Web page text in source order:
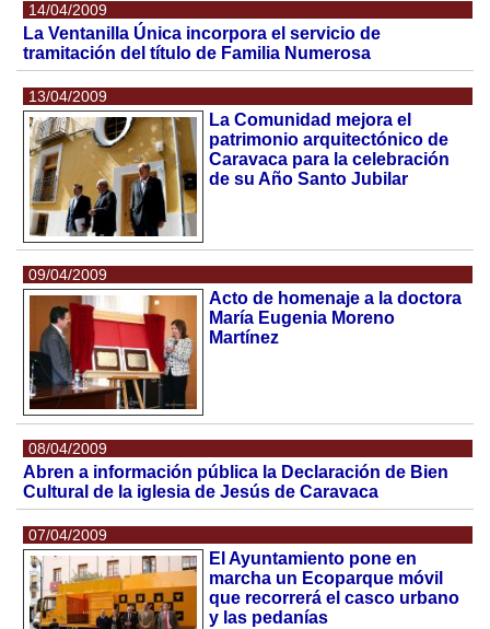
14/04/2009
La Ventanilla Única incorpora el servicio de
tramitación del título de Familia Numerosa
13/04/2009
La Comunidad mejora el
patrimonio arquitectónico de
Caravaca para la celebración
de su Año Santo Jubilar
09/04/2009
Acto de homenaje a la doctora
María Eugenia Moreno
Martínez
08/04/2009
Abren a información pública la Declaración de Bien
Cultural de la iglesia de Jesús de Caravaca
07/04/2009
El Ayuntamiento pone en
marcha un Ecoparque móvil
que recorrerá el casco urbano
y las pedanías